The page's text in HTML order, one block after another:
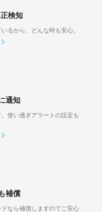
検知
るから、どんな時も安心。
通知
使い過ぎアラートの設定も
補償
なら補償しますのでご安心